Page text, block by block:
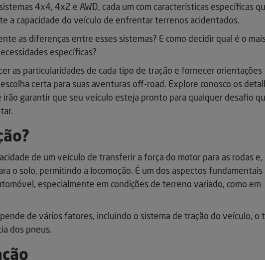
4x4, 4x2 e AWD, cada um com características específicas
a capacidade do veículo de enfrentar terrenos acidentados.
as diferenças entre esses sistemas? E como decidir qual é o
específicas?
as particularidades de cada tipo de tração e fornecer orientações
certa para suas aventuras off-road. Explore conosco os
irão garantir que seu veículo esteja pronto para qualquer desafio
de um veículo de transferir a força do motor para as rodas e,
o solo, permitindo a locomoção. É um dos aspectos fundamentais
especialmente em condições de terreno variado, como em
de vários fatores, incluindo o sistema de tração do veículo, o
dos pneus.